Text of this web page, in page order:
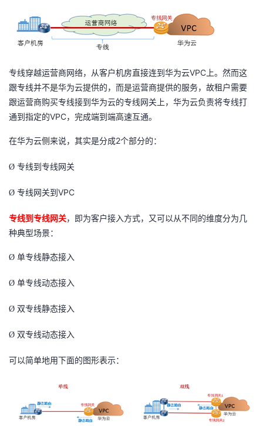
的
客
我
论
坛
的
圈
子
我
的
直
播
我
的
活
动
我
的
关
我
的
开
发
者
学
我
的
Programs
我
的
支
持
我
专线穿越运营商网络，从客户机房直接连到华为云VPC 上。然而这
跟专线并不是华为云提供的，而是运营商提供的服务，故租户需要
跟运营商购买专线接到华为云的专线网关上，华为云负责将专线打
通到指定的VPC，完成端到端高速互通。
在华为云侧来说，其实是分成2个部分的：
Ø 专线到专线网关
Ø 专线网关到 VPC
专线到专线网关，即为客户接入方式，又可以从不同的维度分为几
种典型场景：
Ø 单专线静态接入
Ø 单专线动态接入
Ø 双专线静态接入
Ø 双专线动态接入
可以简单地用下面的图形表示：